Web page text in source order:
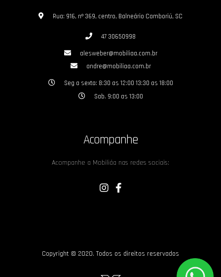
Rua: 916, nº 369, centro, Balneário Camboriú, SC
47 30650998
alesweber@mobiliaa.com.br
andre@mobiliaa.com.br
Seg a sexta: 8:30 as 12:00 13:30 as 18:00
Sab. 9:00 as 13:00
Acompanhe
Acompanhe a Mobiliáa nas redes sociais:
Copyright © 2020. Todos os direitos reservados